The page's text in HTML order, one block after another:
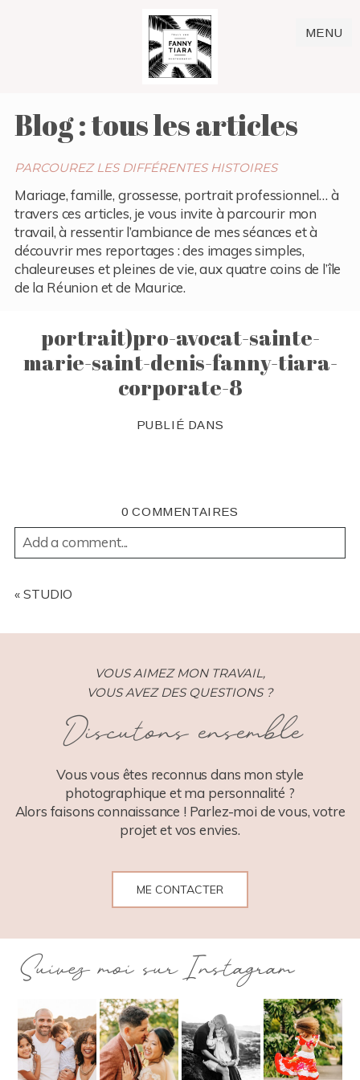
MENU
Blog : tous les articles
PARCOUREZ LES DIFFÉRENTES HISTOIRES
Mariage, famille, grossesse, portrait professionnel… à
travers ces articles, je vous invite à parcourir mon
travail, à ressentir l’ambiance de mes séances et à
découvrir mes reportages : des images simples,
chaleureuses et pleines de vie, aux quatre coins de l’île
de la Réunion et de Maurice.
portrait)pro-avocat-sainte-
marie-saint-denis-fanny-tiara-
corporate-8
PUBLIÉ DANS
0 COMMENTAIRES
Add a comment...
REQUIRED FIELDS ARE MARKED *
« STUDIO
VOUS AIMEZ MON TRAVAIL,
VOUS AVEZ DES QUESTIONS ?
Discutons ensemble
Vous vous êtes reconnus dans mon style
photographique et ma personnalité ?
Alors faisons connaissance ! Parlez-moi de vous, votre
projet et vos envies.
ME CONTACTER
Suivez moi sur Instagram